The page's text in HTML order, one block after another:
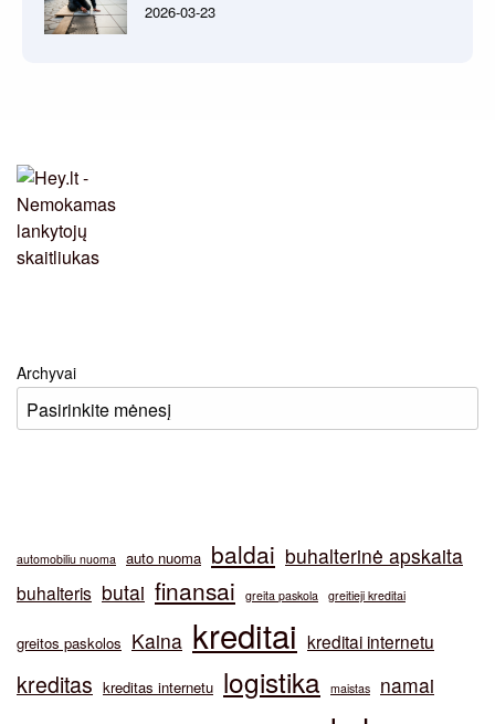
2026-03-23
Archyvai
automobiliu nuoma auto nuoma baldai buhalterinė apskaita
buhalteris butai finansai greita paskola greitieji kreditai
greitos paskolos Kaina kreditai kreditai internetu
kreditas kreditas internetu logistika maistas
namai